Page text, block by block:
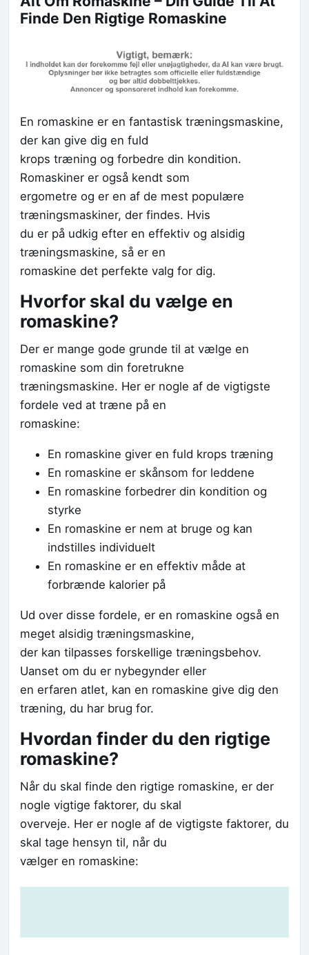
Finde Den Rigtige Romaskine
En romaskine er en fantastisk træningsmaskine,
der kan give dig en fuld
krops træning og forbedre din kondition.
Romaskiner er også kendt som
ergometre og er en af de mest populære
træningsmaskiner, der findes. Hvis
du er på udkig efter en effektiv og alsidig
træningsmaskine, så er en
romaskine det perfekte valg for dig.
Hvorfor skal du vælge en
romaskine?
Der er mange gode grunde til at vælge en
romaskine som din foretrukne
træningsmaskine. Her er nogle af de vigtigste
fordele ved at træne på en
romaskine:
En romaskine giver en fuld krops træning
En romaskine er skånsom for leddene
En romaskine forbedrer din kondition og
styrke
En romaskine er nem at bruge og kan
indstilles individuelt
En romaskine er en effektiv måde at
forbrænde kalorier på
Ud over disse fordele, er en romaskine også en
meget alsidig træningsmaskine,
der kan tilpasses forskellige træningsbehov.
Uanset om du er nybegynder eller
en erfaren atlet, kan en romaskine give dig den
træning, du har brug for.
Hvordan finder du den rigtige
romaskine?
Når du skal finde den rigtige romaskine, er der
nogle vigtige faktorer, du skal
overveje. Her er nogle af de vigtigste faktorer, du
skal tage hensyn til, når du
vælger en romaskine: